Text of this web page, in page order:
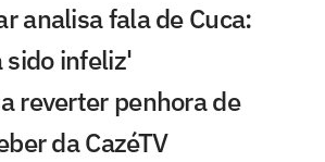
analisa fala de Cuca:
sido infeliz'
reverter penhora de
da CazéTV